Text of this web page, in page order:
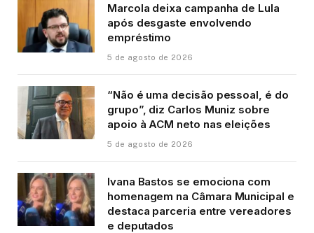
Marcola deixa campanha de Lula
após desgaste envolvendo
empréstimo
5 de agosto de 2026
“Não é uma decisão pessoal, é do
grupo”, diz Carlos Muniz sobre
apoio à ACM neto nas eleições
5 de agosto de 2026
Ivana Bastos se emociona com
homenagem na Câmara Municipal e
destaca parceria entre vereadores
e deputados